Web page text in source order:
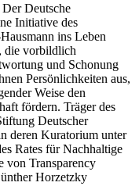
Deutsche
Initiative des
ins Leben
die vorbildlich
und Schonung
Persönlichkeiten aus,
Weise den
fördern. Träger des
Deutscher
deren Kuratorium unter
Rates für Nachhaltige
von Transparency
Horzetzky